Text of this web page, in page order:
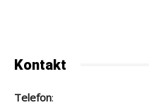
Kontakt
Telefon: